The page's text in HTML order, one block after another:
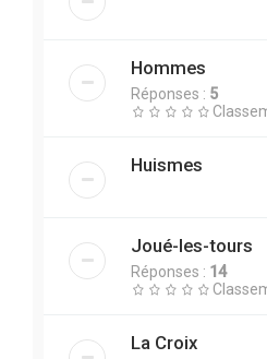
Hommes
Réponses : 5
Huismes
Joué-les-tours
Réponses : 14
La Croix